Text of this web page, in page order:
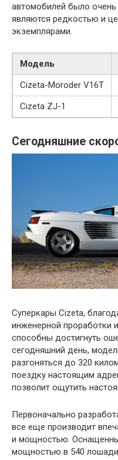
автомобилей было очень
являются редкостью и
экземплярами.
Модель
Cizeta-Moroder V16T
Cizeta ZJ-1
Сегодняшние
Суперкары Cizeta,
инженерной проработки
способны достигнуть
сегодняшний день,
разгоняться до 320
поездку настоящим
позволит ощутить
Первоначально
все еще производит
и мощностью.
мощностью в 540